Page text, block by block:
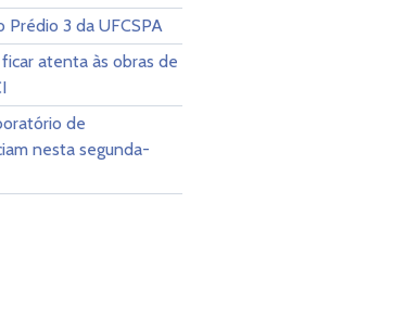
Prédio 3 da UFCSPA
atenta às obras de
de
nesta segunda-